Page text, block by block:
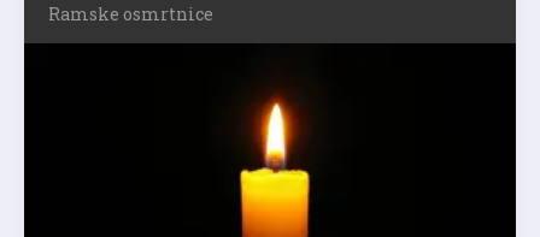
Ramske osmrtnice